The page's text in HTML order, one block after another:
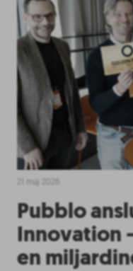
Pubblo
Innovation
en